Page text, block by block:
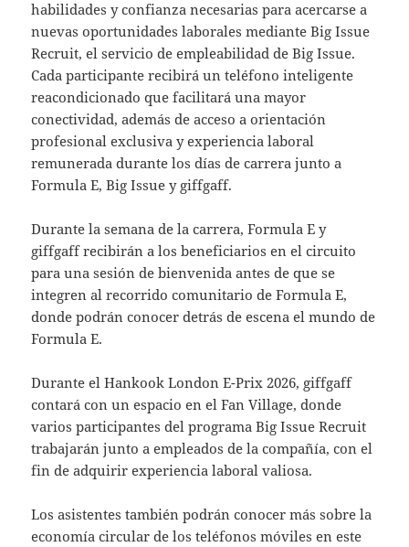
habilidades y confianza necesarias para acercarse a
nuevas oportunidades laborales mediante Big Issue
Recruit, el servicio de empleabilidad de Big Issue.
Cada participante recibirá un teléfono inteligente
reacondicionado que facilitará una mayor
conectividad, además de acceso a orientación
profesional exclusiva y experiencia laboral
remunerada durante los días de carrera junto a
Formula E, Big Issue y giffgaff.
Durante la semana de la carrera, Formula E y
giffgaff recibirán a los beneficiarios en el circuito
para una sesión de bienvenida antes de que se
integren al recorrido comunitario de Formula E,
donde podrán conocer detrás de escena el mundo de
Formula E.
Durante el Hankook London E-Prix 2026, giffgaff
contará con un espacio en el Fan Village, donde
varios participantes del programa Big Issue Recruit
trabajarán junto a empleados de la compañía, con el
fin de adquirir experiencia laboral valiosa.
Los asistentes también podrán conocer más sobre la
economía circular de los teléfonos móviles en este